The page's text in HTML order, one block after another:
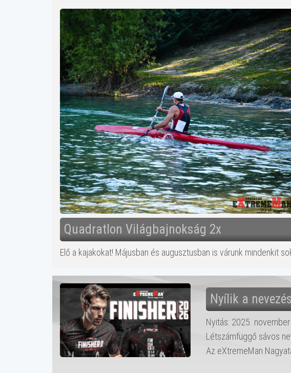
Quadratlon Világbajnokság 2x
Elő a kajakokat! Májusban és augusztusban is várunk mindenkit
Nyílik a
Nyitás: 2025.
Létszámfüggő sávos
Az eXtremeMan